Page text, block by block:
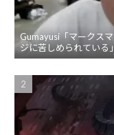
Gumayusi「マークス
ジに苦しめられている